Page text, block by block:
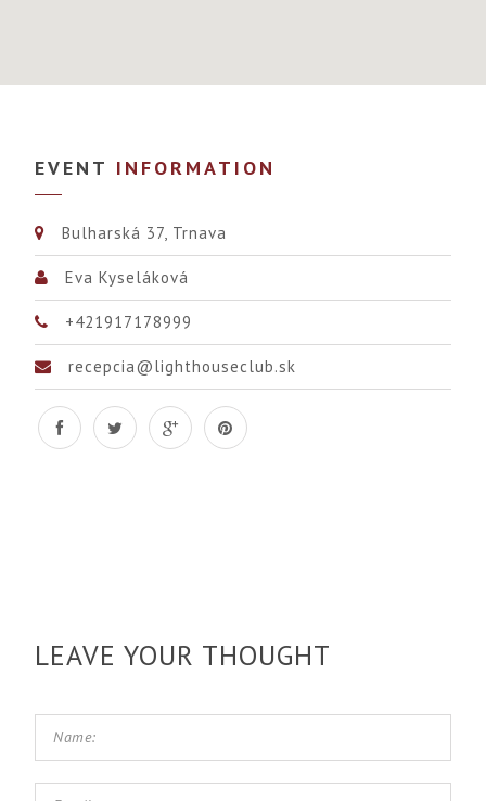
EVENT INFORMATION
Bulharská 37, Trnava
Eva Kyseláková
+421917178999
recepcia@lighthouseclub.sk
LEAVE YOUR THOUGHT